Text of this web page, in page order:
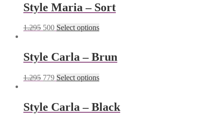
Style Maria – Sort
1.295 500 Select options
Style Carla – Brun
1.295 779 Select options
Style Carla – Black